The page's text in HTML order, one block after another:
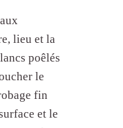
lieu et la
poêlés
le
fin
et le